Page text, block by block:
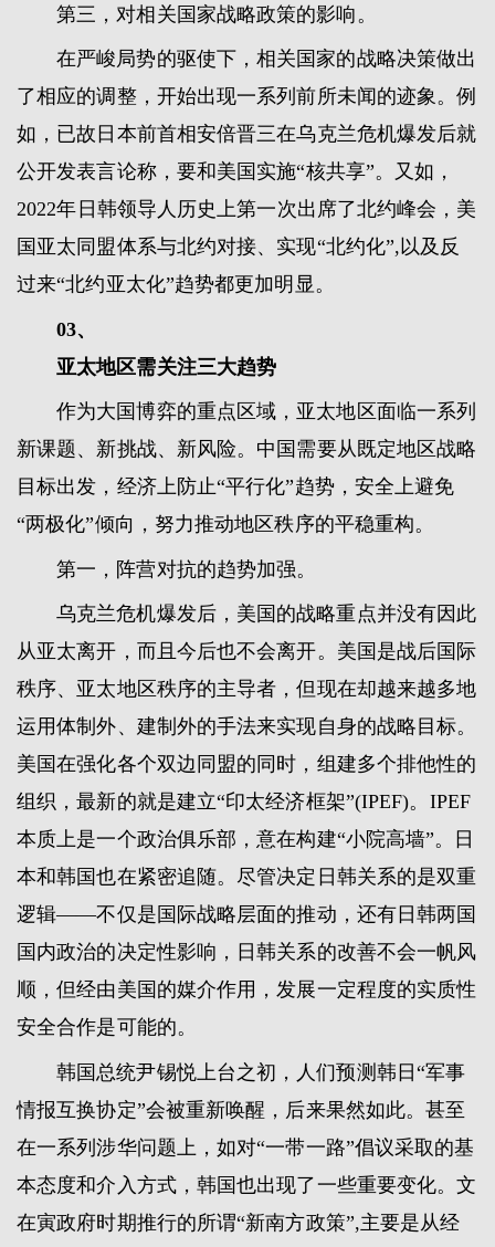
第三，对相关国家战略政策的影响。
在严峻局势的驱使下，相关国家的战略决策做出
了相应的调整，开始出现一系列前所未闻的迹象。例
如，已故日本前首相安倍晋三在乌克兰危机爆发后就
公开发表言论称，要和美国实施“核共享”。又如，
2022年日韩领导人历史上第一次出席了北约峰会，美
国亚太同盟体系与北约对接、实现“北约化”,以及反
过来“北约亚太化”趋势都更加明显。
03、
亚太地区需关注三大趋势
作为大国博弈的重点区域，亚太地区面临一系列
新课题、新挑战、新风险。中国需要从既定地区战略
目标出发，经济上防止“平行化”趋势，安全上避免
“两极化”倾向，努力推动地区秩序的平稳重构。
第一，阵营对抗的趋势加强。
乌克兰危机爆发后，美国的战略重点并没有因此
从亚太离开，而且今后也不会离开。美国是战后国际
秩序、亚太地区秩序的主导者，但现在却越来越多地
运用体制外、建制外的手法来实现自身的战略目标。
美国在强化各个双边同盟的同时，组建多个排他性的
组织，最新的就是建立“印太经济框架”(IPEF)。IPEF
本质上是一个政治俱乐部，意在构建“小院高墙”。日
本和韩国也在紧密追随。尽管决定日韩关系的是双重
逻辑——不仅是国际战略层面的推动，还有日韩两国
国内政治的决定性影响，日韩关系的改善不会一帆风
顺，但经由美国的媒介作用，发展一定程度的实质性
安全合作是可能的。
韩国总统尹锡悦上台之初，人们预测韩日“军事
情报互换协定”会被重新唤醒，后来果然如此。甚至
在一系列涉华问题上，如对“一带一路”倡议采取的基
本态度和介入方式，韩国也出现了一些重要变化。文
在寅政府时期推行的所谓“新南方政策”,主要是从经